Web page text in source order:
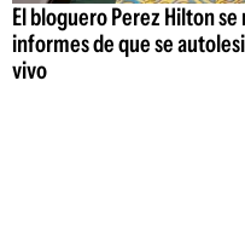
El bloguero Perez Hilton
informes de que se
vivo